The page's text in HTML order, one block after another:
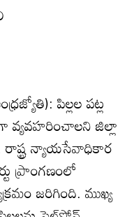
పిల్లల పట్ల
వ్యవహరించాలని జిల్లా
న్యాయసేవాధికార
ప్రాంగణంలో
జరిగింది. ముఖ్య